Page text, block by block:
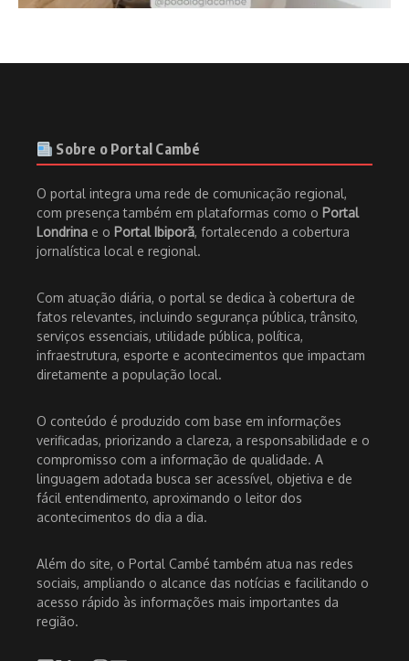
Sobre o Portal Cambé
O portal integra uma rede de comunicação regional,
com presença também em plataformas como o Portal
Londrina e o Portal Ibiporã, fortalecendo a cobertura
jornalística local e regional.
Com atuação diária, o portal se dedica à cobertura de
fatos relevantes, incluindo segurança pública, trânsito,
serviços essenciais, utilidade pública, política,
infraestrutura, esporte e acontecimentos que impactam
diretamente a população local.
O conteúdo é produzido com base em informações
verificadas, priorizando a clareza, a responsabilidade e o
compromisso com a informação de qualidade. A
linguagem adotada busca ser acessível, objetiva e de
fácil entendimento, aproximando o leitor dos
acontecimentos do dia a dia.
Além do site, o Portal Cambé também atua nas redes
sociais, ampliando o alcance das notícias e facilitando o
acesso rápido às informações mais importantes da
região.